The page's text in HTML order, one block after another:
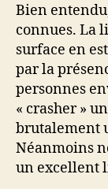
Bien
connues. La
surface en
par la
personnes
« crasher »
brutalement
Néanmoins
un excellent